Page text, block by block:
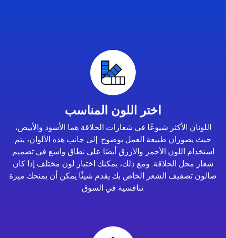
اختر اللون المناسب
اللونان الأكثر شيوعًا في شعارات الحلاقة هما الأسود والأبيض،
حيث يصوران طبيعة العمل بوضوح. إلى جانب هذه الألوان، يتم
استخدام اللون الأحمر والأزرق أيضًا على نطاق واسع في تصميم
شعار محل الحلاقة. ومع ذلك، يمكنك اختيار لون مختلف إذا كان
صالون تصفيف الشعر الخاص بك يقدم شيئًا يمكن أن يمنحك ميزة
تنافسية في السوق.